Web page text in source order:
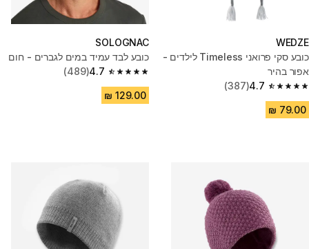
WEDZE
כובע סקי פרואני Timeless לילדים -
אפור בהיר
4.7
4.7 out of 5 stars from 387 reviews
(387)
SOLOGNAC
כובע לבד עמיד במים לגברים - חום
4.7
4.7 out of 5 stars from 489 reviews
(489)